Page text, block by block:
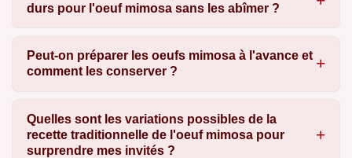
durs pour l'oeuf mimosa sans les abîmer ?
Peut-on préparer les oeufs mimosa à l'avance et
comment les conserver ?
Quelles sont les variations possibles de la
recette traditionnelle de l'oeuf mimosa pour
surprendre mes invités ?